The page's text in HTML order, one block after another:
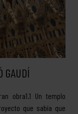
GAUDÍ
obra1.1 Un templo
que sabía que